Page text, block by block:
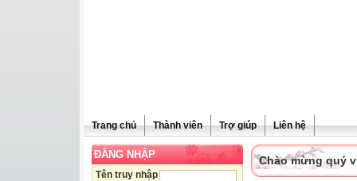
Trang chủ Thành viên Trợ giúp Liên hệ
ĐĂNG NHẬP
Tên truy nhập
Chào mừng quý